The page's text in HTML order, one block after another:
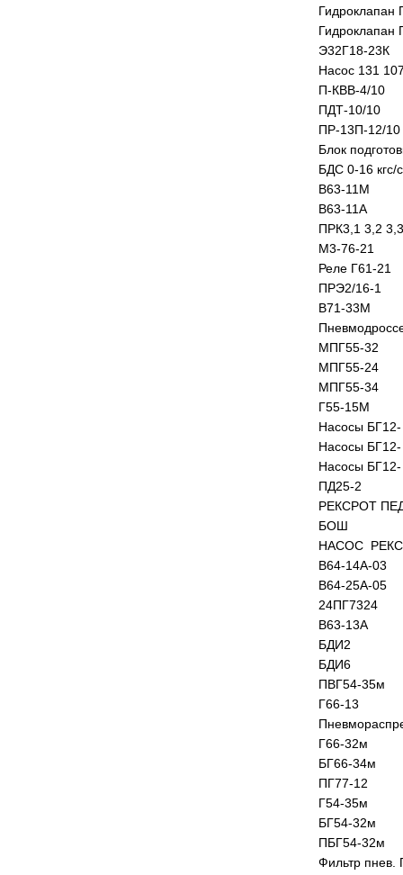
Гидроклапан
Гидроклапан
Э32Г18-23К
Насос 131
П-КВВ-4/10
ПДТ-10/10
ПР-13П-12/10
Блок
БДС 0-16 кгс/
В63-11М
В63-11А
ПРК3,1 3,2
М3-76-21
Реле Г61-21
ПРЭ2/16-1
В71-33М
МПГ55-32
МПГ55-24
МПГ55-34
Г55-15М
Насосы
Насосы
Насосы
ПД25-2
РЕКСРОТ
БОШ
НАСОС
В64-14А-03
В64-25А-05
24ПГ7324
В63-13А
БДИ2
БДИ6
ПВГ54-35м
Г66-13
Г66-32м
БГ66-34м
ПГ77-12
Г54-35м
БГ54-32м
ПБГ54-32м
Фильтр пнев.